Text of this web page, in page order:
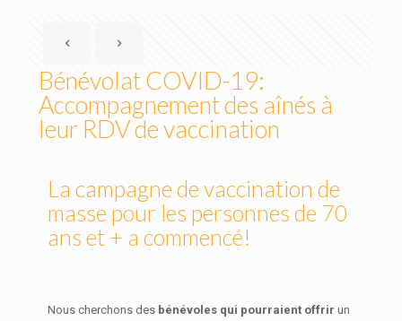
Bénévolat COVID-19:
Accompagnement des aînés à
leur RDV de vaccination
La campagne de vaccination de
masse pour les personnes de 70
ans et + a commencé!
Nous cherchons des bénévoles qui pourraient offrir un